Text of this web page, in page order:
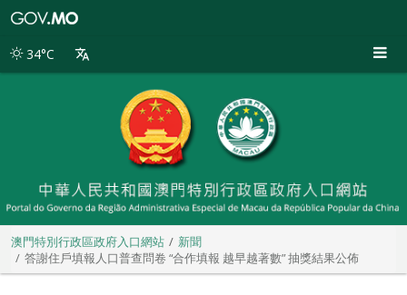
別
34°C
澳門特別行政區政府入口網站
新聞
答謝住戶填報人口普查問卷 “合作填報 越早越著數” 抽獎結果公佈